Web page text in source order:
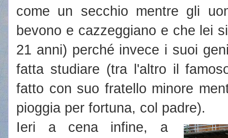
come un secchio mentre gli
bevono e cazzeggiano e che lei
21 anni) perché invece i suoi
fatta studiare (tra l'altro il
fatto con suo fratello minore
pioggia per fortuna, col padre).
Ieri a cena infine, a